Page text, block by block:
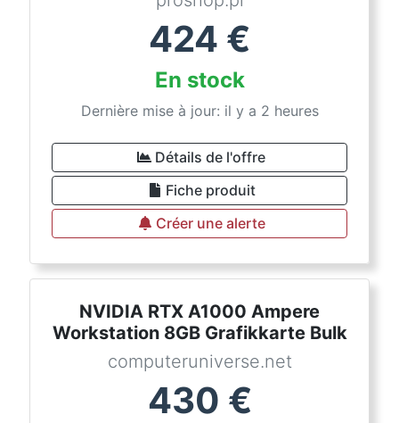
424 €
En stock
Dernière mise à jour: il y a 2 heures
Détails de l'offre
Fiche produit
Créer une alerte
NVIDIA RTX A1000 Ampere
Workstation 8GB Grafikkarte Bulk
computeruniverse.net
430 €